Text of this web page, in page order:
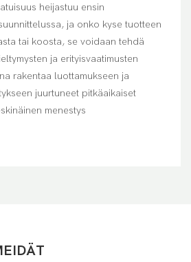
heijastuu ensin
ja onko kyse tuotteen
tai koosta, se voidaan tehdä
ja erityisvaatimusten
rakentaa luottamukseen ja
juurtuneet pitkäaikaiset
menestys